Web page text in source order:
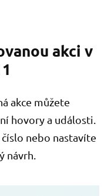
akci v
akce můžete
hovory a události.
nebo nastavíte
návrh.